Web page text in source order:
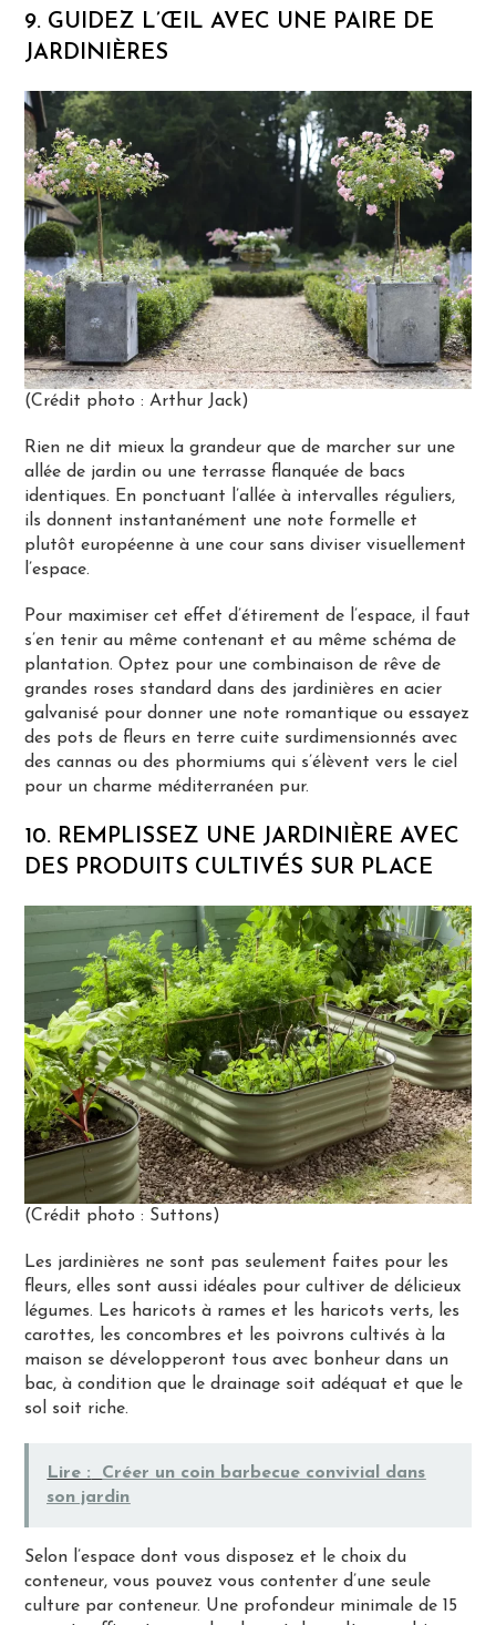
9. GUIDEZ L’ŒIL AVEC UNE PAIRE DE
JARDINIÈRES
(Crédit photo : Arthur Jack)
Rien ne dit mieux la grandeur que de marcher sur une
allée de jardin ou une terrasse flanquée de bacs
identiques. En ponctuant l’allée à intervalles réguliers,
ils donnent instantanément une note formelle et
plutôt européenne à une cour sans diviser visuellement
l’espace.
Pour maximiser cet effet d’étirement de l’espace, il faut
s’en tenir au même contenant et au même schéma de
plantation. Optez pour une combinaison de rêve de
grandes roses standard dans des jardinières en acier
galvanisé pour donner une note romantique ou essayez
des pots de fleurs en terre cuite surdimensionnés avec
des cannas ou des phormiums qui s’élèvent vers le ciel
pour un charme méditerranéen pur.
10. REMPLISSEZ UNE JARDINIÈRE AVEC
DES PRODUITS CULTIVÉS SUR PLACE
(Crédit photo : Suttons)
Les jardinières ne sont pas seulement faites pour les
fleurs, elles sont aussi idéales pour cultiver de délicieux
légumes. Les haricots à rames et les haricots verts, les
carottes, les concombres et les poivrons cultivés à la
maison se développeront tous avec bonheur dans un
bac, à condition que le drainage soit adéquat et que le
sol soit riche.
Lire :
Créer un coin barbecue convivial dans
son jardin
Selon l’espace dont vous disposez et le choix du
conteneur, vous pouvez vous contenter d’une seule
culture par conteneur. Une profondeur minimale de 15